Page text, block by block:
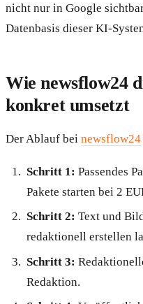
nicht nur in Google
Datenbasis dieser KI-
Wie newsflow24
konkret umsetzt
Der Ablauf bei newsflow24
Schritt 1: Passendes
Pakete starten bei 2
Schritt 2: Text und
redaktionell erstellen
Schritt 3:
Redaktion.